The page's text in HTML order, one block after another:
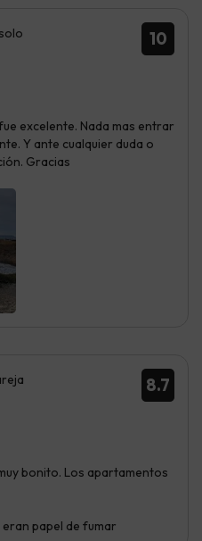
10
excelente. Nada mas entrar
Y ante cualquier duda o
Gracias
8.7
bonito. Los apartamentos
eran papel de fumar